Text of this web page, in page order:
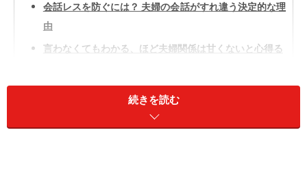
会話レスを防ぐには？ 夫婦の会話がすれ違う決定的な理
由
言わなくてもわかる、ほど夫婦関係は甘くないと心得る
セックスレスを防ぐには？セックスレスは離婚の原因に
続きを読む